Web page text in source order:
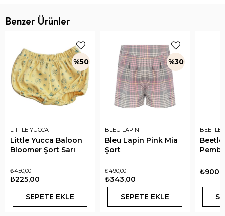
Benzer Ürünler
LITTLE YUCCA
Little Yucca Baloon
Bloomer Şort Sarı
₺225,00
₺450,00
SEPETE EKLE
%50
BLEU LAPIN
Bleu Lapin Pink Mia
Şort
₺343,00
₺490,00
SEPETE EKLE
%30
BEETLE